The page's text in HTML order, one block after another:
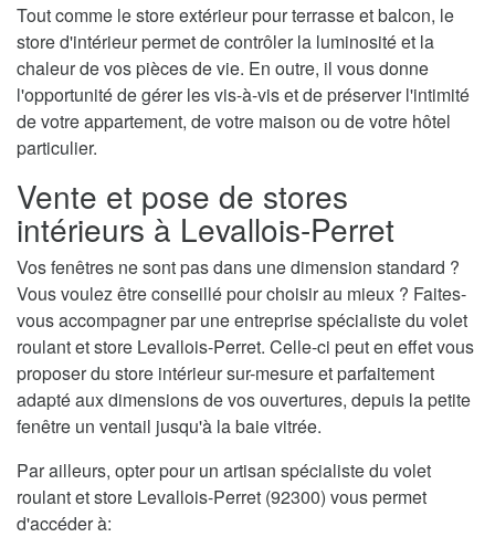
Tout comme le store extérieur pour terrasse et balcon, le
store d'intérieur permet de contrôler la luminosité et la
chaleur de vos pièces de vie. En outre, il vous donne
l'opportunité de gérer les vis-à-vis et de préserver l'intimité
de votre appartement, de votre maison ou de votre hôtel
particulier.
Vente et pose de stores
intérieurs à Levallois-Perret
Vos fenêtres ne sont pas dans une dimension standard ?
Vous voulez être conseillé pour choisir au mieux ? Faites-
vous accompagner par une entreprise spécialiste du volet
roulant et store Levallois-Perret. Celle-ci peut en effet vous
proposer du store intérieur sur-mesure et parfaitement
adapté aux dimensions de vos ouvertures, depuis la petite
fenêtre un ventail jusqu'à la baie vitrée.
Par ailleurs, opter pour un artisan spécialiste du volet
roulant et store Levallois-Perret (92300) vous permet
d'accéder à: